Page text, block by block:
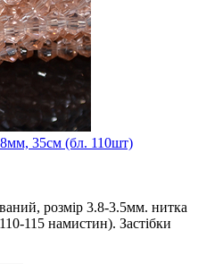
35см (бл. 110шт)
розмір 3.8-3.5мм. нитка
115 намистин). Застібки